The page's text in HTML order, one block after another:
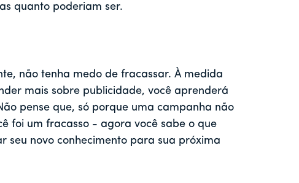
quanto poderiam ser.
não tenha medo de fracassar. À medida
mais sobre publicidade, você aprenderá
pense que, só porque uma campanha não
foi um fracasso - agora você sabe o que
seu novo conhecimento para sua próxima